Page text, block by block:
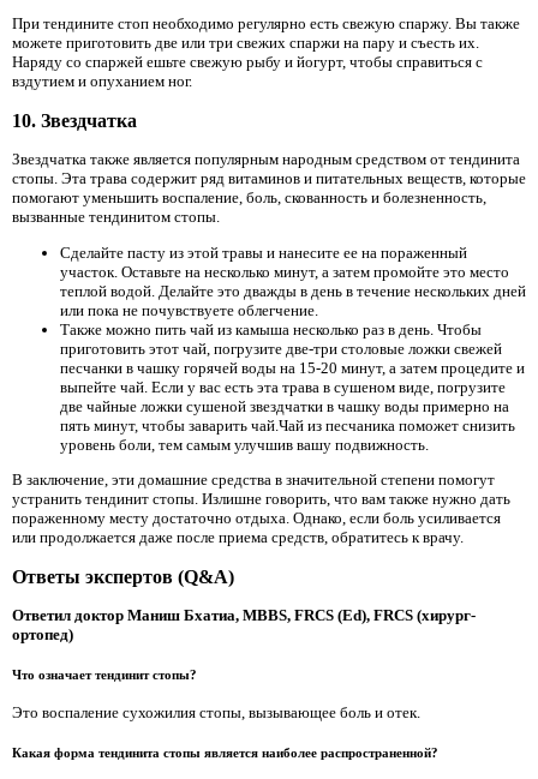
При тендините стоп необходимо регулярно есть свежую спаржу. Вы также
можете приготовить две или три свежих спаржи на пару и съесть их.
Наряду со спаржей ешьте свежую рыбу и йогурт, чтобы справиться с
вздутием и опуханием ног.
10. Звездчатка
Звездчатка также является популярным народным средством от тендинита
стопы. Эта трава содержит ряд витаминов и питательных веществ, которые
помогают уменьшить воспаление, боль, скованность и болезненность,
вызванные тендинитом стопы.
Сделайте пасту из этой травы и нанесите ее на пораженный
участок. Оставьте на несколько минут, а затем промойте это место
теплой водой. Делайте это дважды в день в течение нескольких дней
или пока не почувствуете облегчение.
Также можно пить чай из камыша несколько раз в день. Чтобы
приготовить этот чай, погрузите две-три столовые ложки свежей
песчанки в чашку горячей воды на 15-20 минут, а затем процедите и
выпейте чай. Если у вас есть эта трава в сушеном виде, погрузите
две чайные ложки сушеной звездчатки в чашку воды примерно на
пять минут, чтобы заварить чай.Чай из песчаника поможет снизить
уровень боли, тем самым улучшив вашу подвижность.
В заключение, эти домашние средства в значительной степени помогут
устранить тендинит стопы. Излишне говорить, что вам также нужно дать
пораженному месту достаточно отдыха. Однако, если боль усиливается
или продолжается даже после приема средств, обратитесь к врачу.
Ответы экспертов (Q&A)
Ответил доктор Маниш Бхатиа, MBBS, FRCS (Ed), FRCS (хирург-
ортопед)
Что означает тендинит стопы?
Это воспаление сухожилия стопы, вызывающее боль и отек.
Какая форма тендинита стопы является наиболее распространенной?